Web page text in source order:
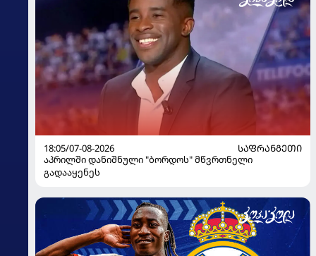
18:05/07-08-2026
ᲡᲐᲤᲠᲐᲜᲒᲔᲗᲘ
აპრილში დანიშნული "ბორდოს" მწვრთნელი
გადააყენეს